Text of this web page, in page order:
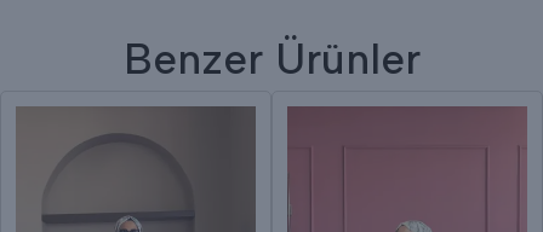
Benzer Ürünler